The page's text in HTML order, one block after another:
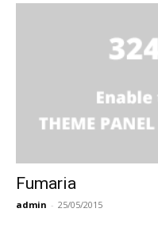
Fumaria
admin - 25/05/2015